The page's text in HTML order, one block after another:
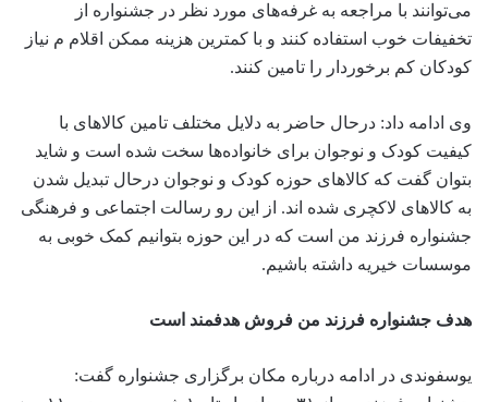
می‌توانند با مراجعه به غرفه‌های مورد نظر در جشنواره از
تخفیفات خوب استفاده کنند و با کمترین هزینه ممکن اقلام م نیاز
کودکان کم برخوردار را تامین کنند‌.
وی ادامه داد: درحال حاضر به دلایل مختلف تامین کالاهای با
کیفیت کودک و نوجوان برای خانواده‌ها سخت شده است و شاید
بتوان گفت که کالاهای حوزه کودک و نوجوان درحال تبدیل شدن
به کالاهای لاکچری شده اند. از این رو رسالت اجتماعی و فرهنگی
جشنواره فرزند من است که در این حوزه بتوانیم کمک خوبی به
موسسات خیریه داشته باشیم‌.
هدف جشنواره فرزند من فروش هدفمند است
یوسفوندی در ادامه درباره مکان برگزاری جشنواره گفت: